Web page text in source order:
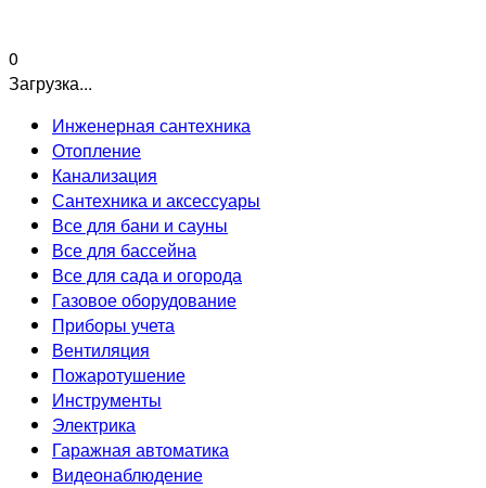
0
Загрузка...
Инженерная сантехника
Отопление
Канализация
Сантехника и аксессуары
Все для бани и сауны
Все для бассейна
Все для сада и огорода
Газовое оборудование
Приборы учета
Вентиляция
Пожаротушение
Инструменты
Электрика
Гаражная автоматика
Видеонаблюдение